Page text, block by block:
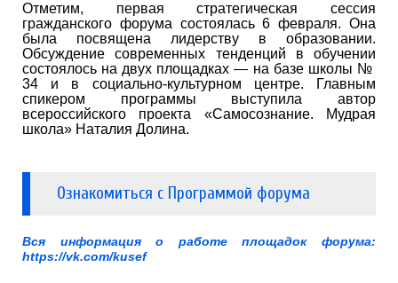
Отметим, первая стратегическая сессия
гражданского форума состоялась 6 февраля. Она
была посвящена лидерству в образовании.
Обсуждение современных тенденций в обучении
состоялось на двух площадках — на базе школы №
34 и в социально-культурном центре. Главным
спикером программы выступила автор
всероссийского проекта «Самосознание. Мудрая
школа» Наталия Долина.
Ознакомиться с Программой форума
Вся информация о работе площадок форума:
https://vk.com/kusef